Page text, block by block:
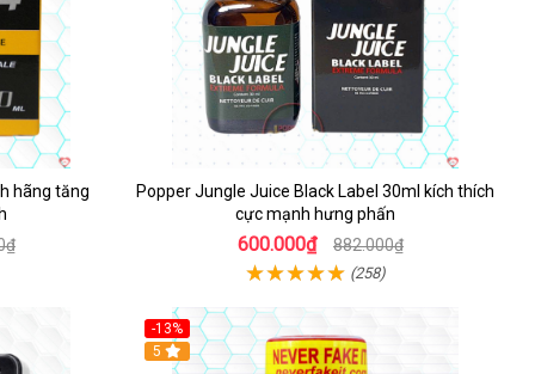
hãng tăng
Popper Jungle Juice Black Label 30ml kích thích
cực mạnh hưng phấn
600.000₫ 882.000₫
(258)
-13%
Hot
5